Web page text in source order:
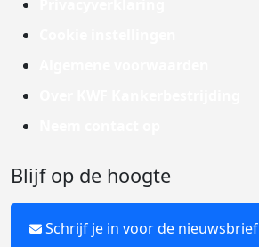
Blijf op de hoogte
Schrijf je in voor de nieuwsbrief